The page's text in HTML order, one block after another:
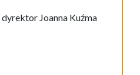
Joanna Kuźma